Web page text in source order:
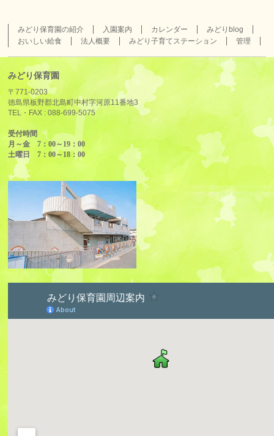
みどり保育園の紹介 入園案内 カレンダー
みどりblog
おいしい給食
法人概要 みどり子育てステーション 管理
みどり保育園
〒771-0203
徳島県板野郡北島町中村字河原11番地3
TEL・FAX :088-699-5075
受付時間
月～金 7：00～19：00
土曜日 7：00～18：00